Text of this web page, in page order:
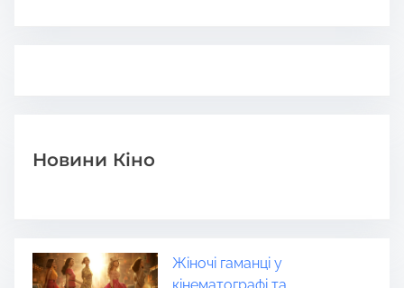
Новини Кіно
Жіночі гаманці у